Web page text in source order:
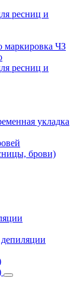
ресниц и
маркировка ЧЗ
ресниц и
укладка
брови)